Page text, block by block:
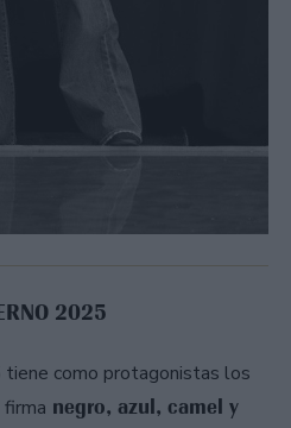
2025
como protagonistas los
negro, azul, camel y